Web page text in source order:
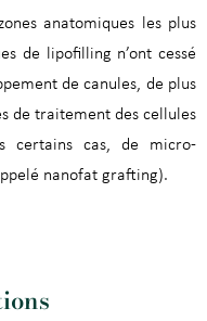
anatomiques les plus
de lipofilling n’ont cessé
de canules, de plus
de traitement des cellules
certains cas, de micro-
nanofat grafting).